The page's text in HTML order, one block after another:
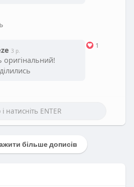
3 р.
оригінальний!
1
більше дописів